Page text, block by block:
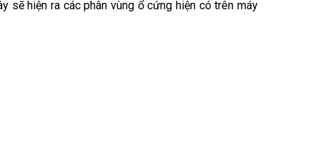
hiện ra các phân vùng ổ cứng hiện có trên máy